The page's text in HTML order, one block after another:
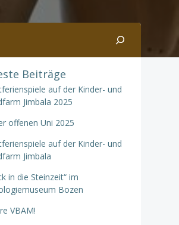
Beiträge
auf der Kinder- und
Jimbala 2025
offenen Uni 2025
auf der Kinder- und
Jimbala
in die Steinzeit“ im
Bozen
VBAM!